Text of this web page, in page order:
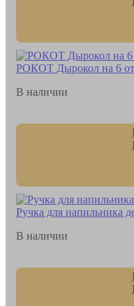
РОКОТ Дырокол на 6
В наличии
Ручка для напильника
В наличии